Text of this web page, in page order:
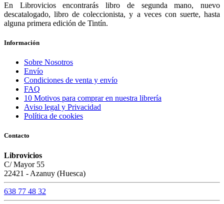
En Librovicios encontrarás libro de segunda mano, nuevo
descatalogado, libro de coleccionista, y a veces con suerte, hasta
alguna primera edición de Tintín.
Información
Sobre Nosotros
Envío
Condiciones de venta y envío
FAQ
10 Motivos para comprar en nuestra librería
Aviso legal y Privacidad
Política de cookies
Contacto
Librovicios
C/ Mayor 55
22421 - Azanuy (Huesca)
638 77 48 32